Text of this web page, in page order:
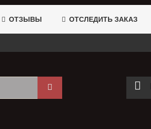
ОТЗЫВЫ ОТСЛЕДИТЬ ЗАКАЗ